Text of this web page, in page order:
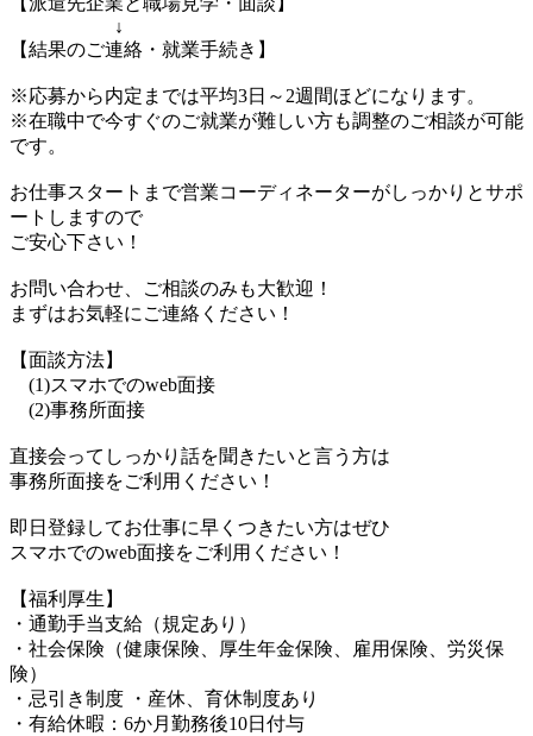
↓
【結果のご連絡・就業手続き】
※応募から内定までは平均3日～2週間ほどになります。
※在職中で今すぐのご就業が難しい方も調整のご相談が可能
です。
お仕事スタートまで営業コーディネーターがしっかりとサポ
ートしますので
ご安心下さい！
お問い合わせ、ご相談のみも大歓迎！
まずはお気軽にご連絡ください！
【面談方法】
(1)スマホでのweb面接
(2)事務所面接
直接会ってしっかり話を聞きたいと言う方は
事務所面接をご利用ください！
即日登録してお仕事に早くつきたい方はぜひ
スマホでのweb面接をご利用ください！
【福利厚生】
・通勤手当支給（規定あり）
・社会保険（健康保険、厚生年金保険、雇用保険、労災保
険）
・忌引き制度 ・産休、育休制度あり
・有給休暇：6か月勤務後10日付与